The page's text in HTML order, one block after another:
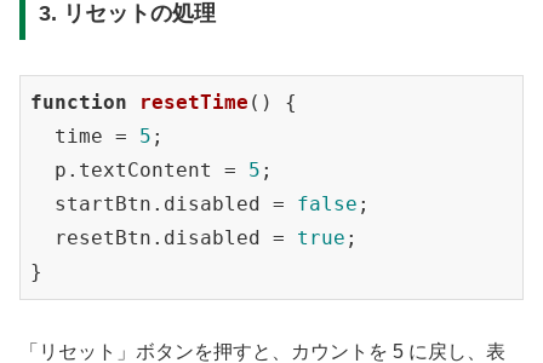
3. リセットの処理
function resetTime ( ) {
  time =
5 ;
  p.textContent =
5 ;
  startBtn.disabled =
false ;
  resetBtn.disabled =
true ;
「リセット」ボタンを押すと、カウントを 5 に戻し、表